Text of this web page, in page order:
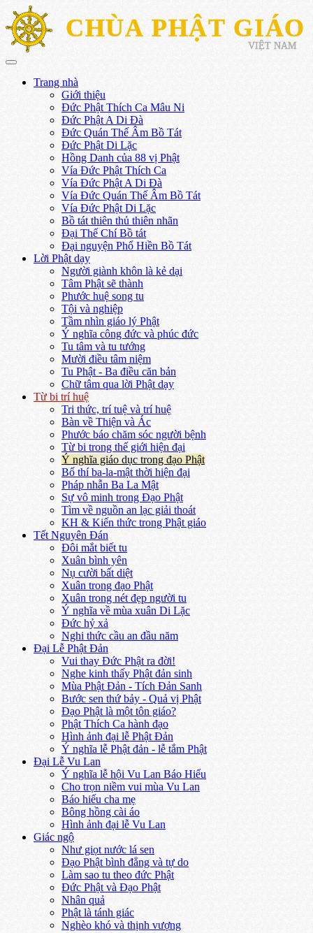
CHÙA PHẬT GIÁO
VIỆT NAM
Trang nhà
Giới thiệu
Đức Phật Thích Ca Mâu Ni
Đức Phật A Di Đà
Đức Quán Thế Âm Bồ Tát
Đức Phật Di Lặc
Hồng Danh của 88 vị Phật
Vía Đức Phật Thích Ca
Vía Đức Phật A Di Đà
Vía Đức Quán Thế Âm Bồ Tát
Vía Đức Phật Di Lặc
Bồ tát thiên thủ thiên nhãn
Đại Thế Chí Bồ tát
Đại nguyện Phổ Hiền Bồ Tát
Lời Phật dạy
Người giành khôn là kẻ dại
Tâm Phật sẽ thành
Phước huệ song tu
Tội và nghiệp
Tầm nhìn giáo lý Phật
Ý nghĩa công đức và phúc đức
Tu tâm và tu tướng
Mười điều tâm niệm
Tu Phật - Ba điều căn bản
Chữ tâm qua lời Phật dạy
Từ bi trí huệ
Tri thức, trí tuệ và trí huệ
Bàn về Thiện và Ác
Phước báo chăm sóc người bệnh
Từ bi trong thế giới hiện đại
Ý nghĩa giáo dục trong đạo Phật
Bố thí ba-la-mật thời hiện đại
Pháp nhẫn Ba La Mật
Sự vô minh trong Đạo Phật
Tìm về nguồn an lạc giải thoát
KH & Kiến thức trong Phật giáo
Tết Nguyên Đán
Đôi mắt biết tu
Xuân bình yên
Nụ cười bất diệt
Xuân trong đạo Phật
Xuân trong nét đẹp người tu
Ý nghĩa về mùa xuân Di Lặc
Đức hỷ xả
Nghi thức cầu an đầu năm
Đại Lễ Phật Đản
Vui thay Đức Phật ra đời!
Nghe kinh thấy Phật đản sinh
Mùa Phật Đản - Tích Đản Sanh
Bước sen thứ bảy - Quả vị Phật
Đạo Phật là một tôn giáo?
Phật Thích Ca hành đạo
Hình ảnh đại lễ Phật Đản
Ý nghĩa lễ Phật đản - lễ tắm Phật
Đại Lễ Vu Lan
Ý nghĩa lễ hội Vu Lan Báo Hiếu
Cho trọn niềm vui mùa Vu Lan
Báo hiếu cha mẹ
Bông hồng cài áo
Hình ảnh đại lễ Vu Lan
Giác ngộ
Như giọt nước lá sen
Đạo Phật bình đẳng và tự do
Làm sao tu theo đức Phật
Đức Phật và Đạo Phật
Nhân quả
Phật là tánh giác
Nghèo khó và thịnh vượng